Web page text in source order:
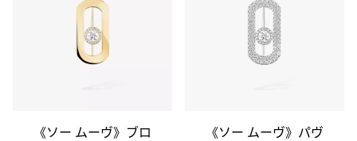
《ソー ムーヴ》ブロ
《ソー ムーヴ》パヴ